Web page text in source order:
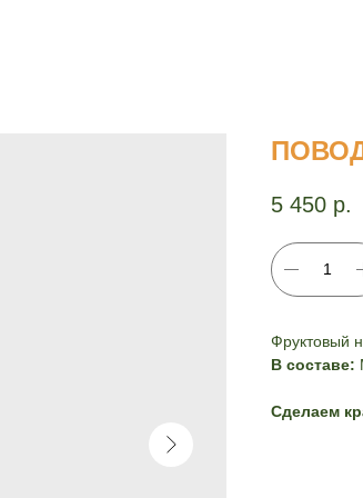
5 450 р.
Фруктовый
В составе:
Сделаем